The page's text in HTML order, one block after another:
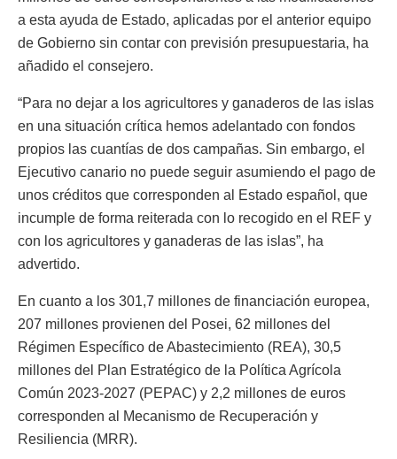
a esta ayuda de Estado, aplicadas por el anterior equipo
de Gobierno sin contar con previsión presupuestaria, ha
añadido el consejero.
“Para no dejar a los agricultores y ganaderos de las islas
en una situación crítica hemos adelantado con fondos
propios las cuantías de dos campañas. Sin embargo, el
Ejecutivo canario no puede seguir asumiendo el pago de
unos créditos que corresponden al Estado español, que
incumple de forma reiterada con lo recogido en el REF y
con los agricultores y ganaderas de las islas”, ha
advertido.
En cuanto a los 301,7 millones de financiación europea,
207 millones provienen del Posei, 62 millones del
Régimen Específico de Abastecimiento (REA), 30,5
millones del Plan Estratégico de la Política Agrícola
Común 2023-2027 (PEPAC) y 2,2 millones de euros
corresponden al Mecanismo de Recuperación y
Resiliencia (MRR).